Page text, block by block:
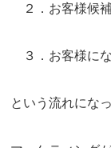
２．お客様候
３．お客様に
という流れにな